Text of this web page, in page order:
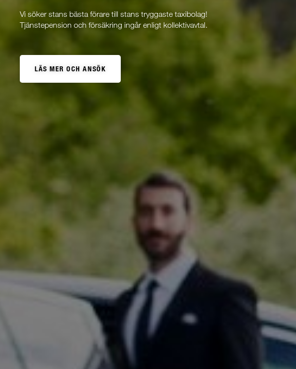
Vi söker stans bästa förare till stans tryggaste taxibolag!
Tjänstepension och försäkring ingår enligt kollektivavtal.
LÄS MER OCH ANSÖK